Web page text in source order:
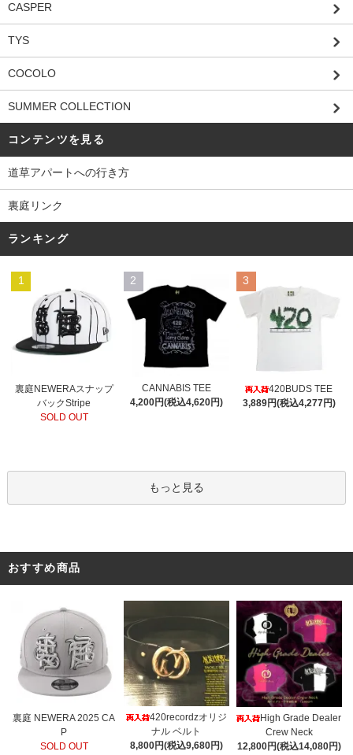
CASPER
TYS
COCOLO
SUMMER COLLECTION
コンテンツを見る
道草アパートへの行き方
裏庭リンク
ランキング
1
裏庭NEWERAスナップ
バックStripe
SOLD OUT
2
CANNABIS TEE
4,200円(税込4,620円)
3
420BUDS TEE
3,889円(税込4,277円)
もっと見る
おすすめ商品
裏庭 NEWERA 2025 CA
P
SOLD OUT
420recordzオリジ
ナル ベルト
8,800円(税込9,680円)
High Grade Dealer
Crew Neck
12,800円(税込14,080円)